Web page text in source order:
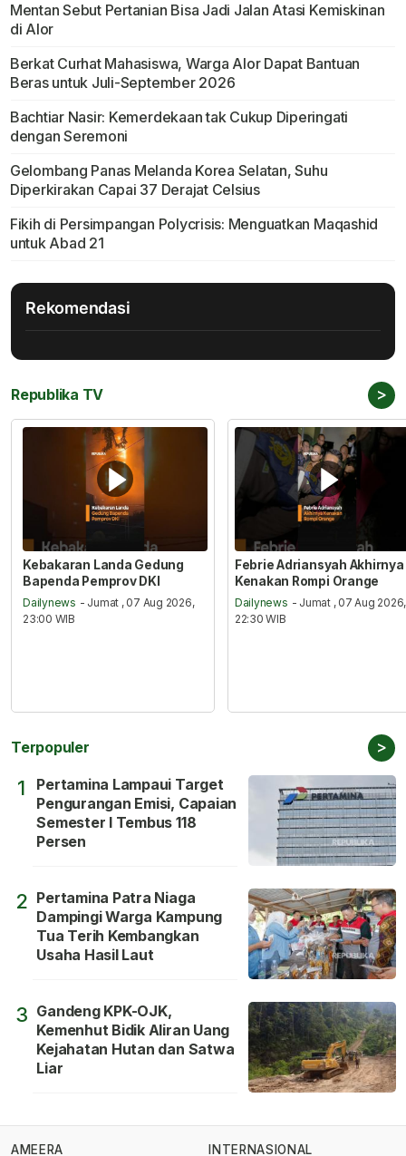
Mentan Sebut Pertanian Bisa Jadi Jalan Atasi Kemiskinan
di Alor
Berkat Curhat Mahasiswa, Warga Alor Dapat Bantuan
Beras untuk Juli-September 2026
Bachtiar Nasir: Kemerdekaan tak Cukup Diperingati
dengan Seremoni
Gelombang Panas Melanda Korea Selatan, Suhu
Diperkirakan Capai 37 Derajat Celsius
Fikih di Persimpangan Polycrisis: Menguatkan Maqashid
untuk Abad 21
Rekomendasi
Republika TV >
Kebakaran Landa Gedung
Bapenda Pemprov DKI
Dailynews - Jumat , 07 Aug 2026,
23:00 WIB
Febrie Adriansyah Akhirnya
Kenakan Rompi Orange
Dailynews - Jumat , 07 Aug 2026,
22:30 WIB
Terpopuler >
1
Pertamina Lampaui Target
Pengurangan Emisi, Capaian
Semester I Tembus 118
Persen
2 Pertamina Patra Niaga
Dampingi Warga Kampung
Tua Terih Kembangkan
Usaha Hasil Laut
3 Gandeng KPK-OJK,
Kemenhut Bidik Aliran Uang
Kejahatan Hutan dan Satwa
Liar
AMEERA INTERNASIONAL